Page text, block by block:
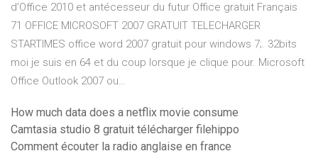
d’Office 2010 et antécesseur du futur Office gratuit Français
71 OFFICE MICROSOFT 2007 GRATUIT TELECHARGER
STARTIMES office word 2007 gratuit pour windows 7;. 32bits
moi je suis en 64 et du coup lorsque je clique pour. Microsoft
Office Outlook 2007 ou…
How much data does a netflix movie consume
Camtasia studio 8 gratuit télécharger filehippo
Comment écouter la radio anglaise en france